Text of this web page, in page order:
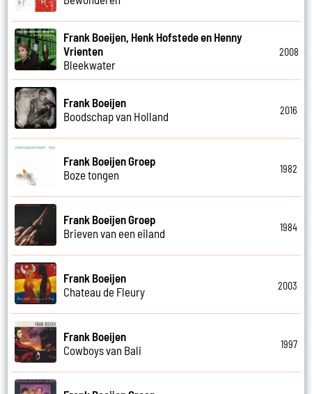
Frank Boeijen, Henk Hofstede en Henny
Vrienten
Bleekwater
2008
Frank Boeijen
Boodschap van Holland
2016
Frank Boeijen Groep
Boze tongen
1982
Frank Boeijen Groep
Brieven van een eiland
1984
Frank Boeijen
Chateau de Fleury
2003
Frank Boeijen
Cowboys van Bali
1997